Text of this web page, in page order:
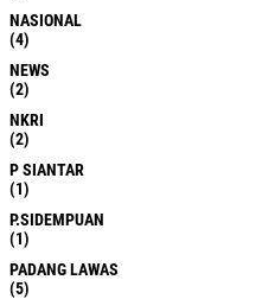
NASIONAL
(4)
NEWS
(2)
NKRI
(2)
P SIANTAR
(1)
P.SIDEMPUAN
(1)
PADANG LAWAS
(5)